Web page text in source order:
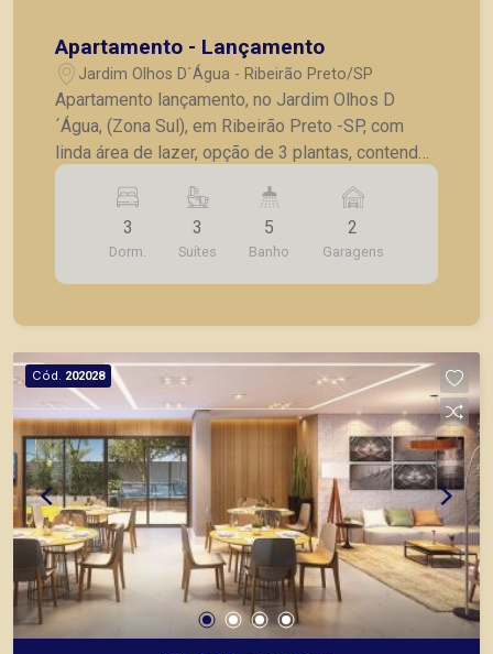
Apartamento - Lançamento
Jardim Olhos D´Água - Ribeirão Preto/SP
Apartamento lançamento, no Jardim Olhos D
´Água, (Zona Sul), em Ribeirão Preto -SP, com
linda área de lazer, opção de 3 plantas, contendo:
- 3 suítes; - Sala 2 ambientes; - Lavabo; -
Cozinha; - Lavanderia; - Varanda gourmet; - Laje
técnica; - 2 vagas de garagem. - Fotos do
decorado. * Entrega prevista para Fevereiro de
2024. * Consultar valores atualizados e unidades
3
Dorm.
3
Suítes
5
Banho
2
Garagens
Cód. 202028